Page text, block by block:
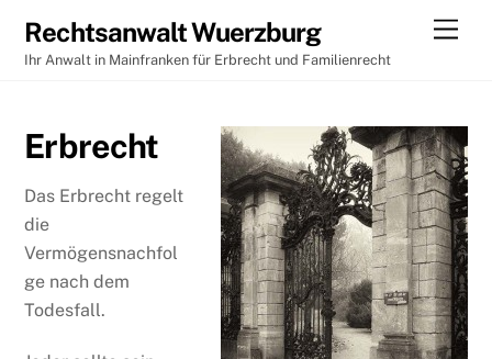
content
Rechtsanwalt Wuerzburg
Ihr Anwalt in Mainfranken für Erbrecht und Familienrecht
Erbrecht
Das Erbrecht regelt
die
Vermögensnachfol
ge nach dem
Todesfall.